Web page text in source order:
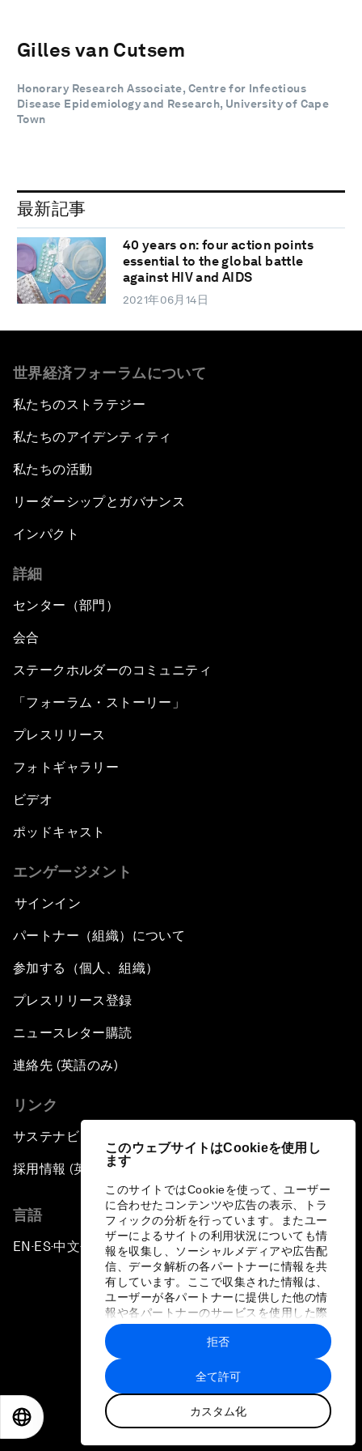
このウェブサイトはCookieを使用し
ます
このサイトではCookieを使って、ユーザー
に合わせたコンテンツや広告の表示、トラ
フィックの分析を行っています。またユー
ザーによるサイトの利用状況についても情
報を収集し、ソーシャルメディアや広告配
信、データ解析の各パートナーに情報を共
有しています。ここで収集された情報は、
ユーザーが各パートナーに提供した他の情
報や各パートナーのサービスを使用した際
に収集された情報と組み合わされ、各パー
トナーによって使用されることがありま
す。
全て許可
カスタム化
拒否
Gilles van Cutsem
Honorary Research Associate, Centre for Infectious
Disease Epidemiology and Research, University of Cape
Town
最新記事
40 years on: four action points
essential to the global battle
against HIV and AIDS
2021年06月14日
世界経済フォーラムについて
私たちのストラテジー
私たちのアイデンティティ
私たちの活動
リーダーシップとガバナンス
インパクト
詳細
センター（部門）
会合
ステークホルダーのコミュニティ
「フォーラム・ストーリー」
プレスリリース
フォトギャラリー
ビデオ
ポッドキャスト
エンゲージメント
サインイン
パートナー（組織）について
参加する（個人、組織）
プレスリリース登録
ニュースレター購読
連絡先 (英語のみ)
リンク
サステナビリティへの取り組み
採用情報 (英語のみ)
言語
EN ▪ ES▪中文▪ 日本語
プライバシーポリシーと利用規約
サイトマップ
©
世界経済フォーラム